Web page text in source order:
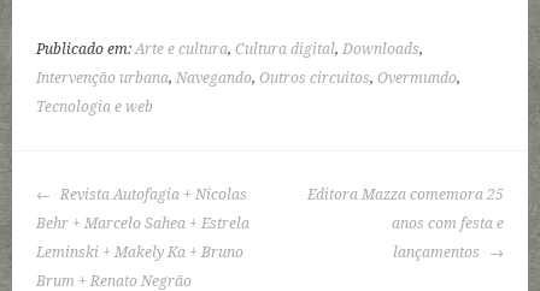
Publicado em:Arte e cultura,Cultura digital,Downloads,
Intervenção urbana,Navegando,Outros circuitos,Overmundo,
Tecnologia e web
NAVEGAÇÃO
DE
POSTS
Revista Autofagia + Nicolas
Behr + Marcelo Sahea + Estrela
Leminski + Makely Ka + Bruno
Brum + Renato Negrão
Editora Mazza comemora 25
anos com festa e
lançamentos